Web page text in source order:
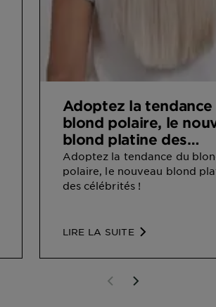
Adoptez la tendance
blond polaire, le
blond platine des
célébrités !
Adoptez la tendance du
polaire, le nouveau blond
des célébrités !
LIRE LA SUITE